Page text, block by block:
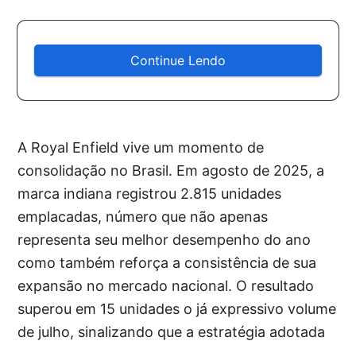
Continue Lendo
A Royal Enfield vive um momento de
consolidação no Brasil. Em agosto de 2025, a
marca indiana registrou 2.815 unidades
emplacadas, número que não apenas
representa seu melhor desempenho do ano
como também reforça a consistência de sua
expansão no mercado nacional. O resultado
superou em 15 unidades o já expressivo volume
de julho, sinalizando que a estratégia adotada